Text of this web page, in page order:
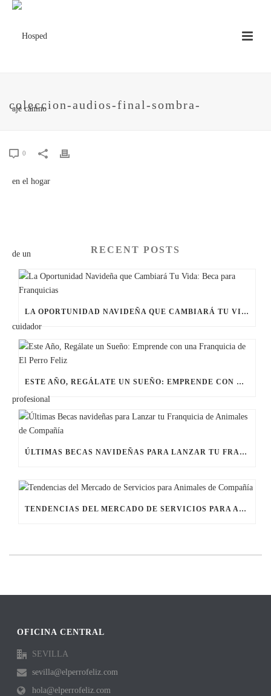
coleccion-audios-final-sombra-
0
RECENT POSTS
LA OPORTUNIDAD NAVIDEÑA QUE CAMBIARÁ TU VIDA: BECA PARA FRANQUICIAS
ESTE AÑO, REGÁLATE UN SUEÑO: EMPRENDE CON UNA FRANQUICIA DE EL PERRO FELIZ
ÚLTIMAS BECAS NAVIDEÑAS PARA LANZAR TU FRANQUICIA DE ANIMALES DE COMPAÑÍA
TENDENCIAS DEL MERCADO DE SERVICIOS PARA ANIMALES DE COMPAÑÍA
OFICINA CENTRAL
SEVILLA
sevilla@elperrofeliz.com
hola@elperrofeliz.com